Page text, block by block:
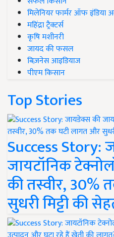
मिलेनियर फार्मर ऑफ इंडिया
महिंद्रा ट्रैक्टर्स
कृषि मशीनरी
जायद की फसल
बिज़नेस आइडियाज
पीएम किसान
Top Stories
Success Story:
जायटॉनिक
की तस्वीर,
सुधरी मिट्टी की